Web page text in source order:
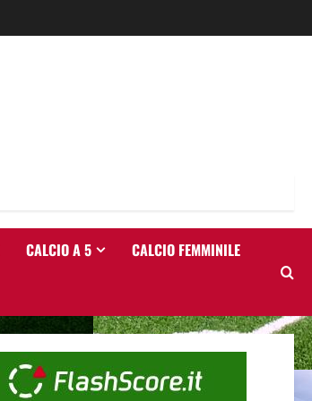
CALCIO A 5 CALCIO FEMMINILE